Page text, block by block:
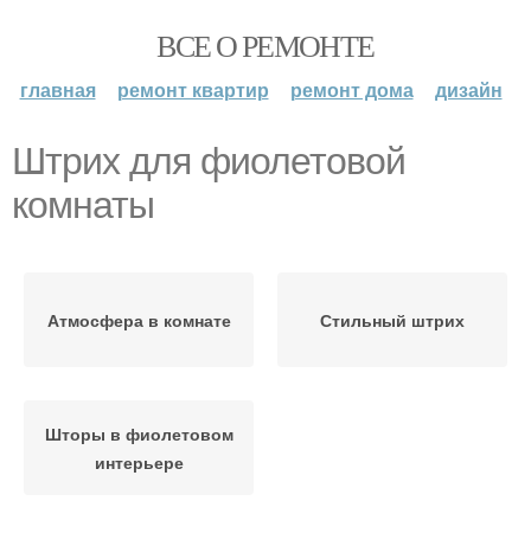
ВСЕ О РЕМОНТЕ
главная ремонт квартир ремонт дома дизайн
Штрих для фиолетовой
комнаты
Атмосфера в комнате Стильный штрих
Шторы в фиолетовом
интерьере